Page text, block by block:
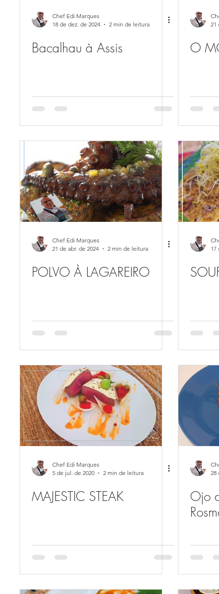
Chef Edi Marques
18 de dez. de 2024
2 min de leitura
Bacalhau à Assis
21
O
Chef Edi Marques
21 de abr. de 2024
2 min de leitura
POLVO À LAGAREIRO
17
Chef Edi Marques
5 de jul. de 2020
2 min de leitura
MAJESTIC STEAK
28
Ojo